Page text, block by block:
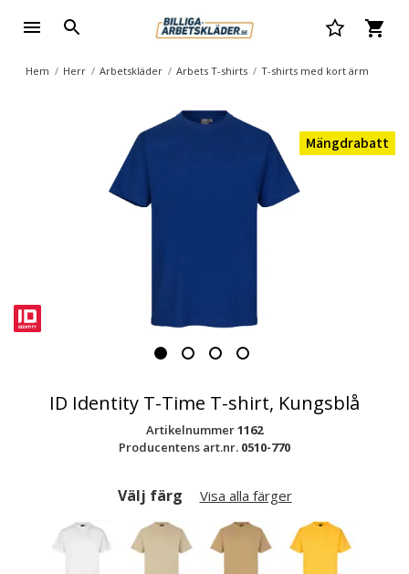
Hem Herr Arbetskläder Arbets T-shirts T-shirts med kort ärm
Mängdrabatt
ID Identity T-Time T-shirt, Kungsblå
Artikelnummer1162
Producentens art.nr. 0510-770
Välj färg Visa alla färger